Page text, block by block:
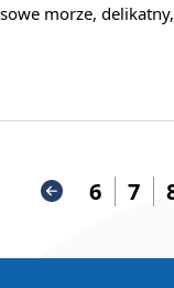
morze,
6 7